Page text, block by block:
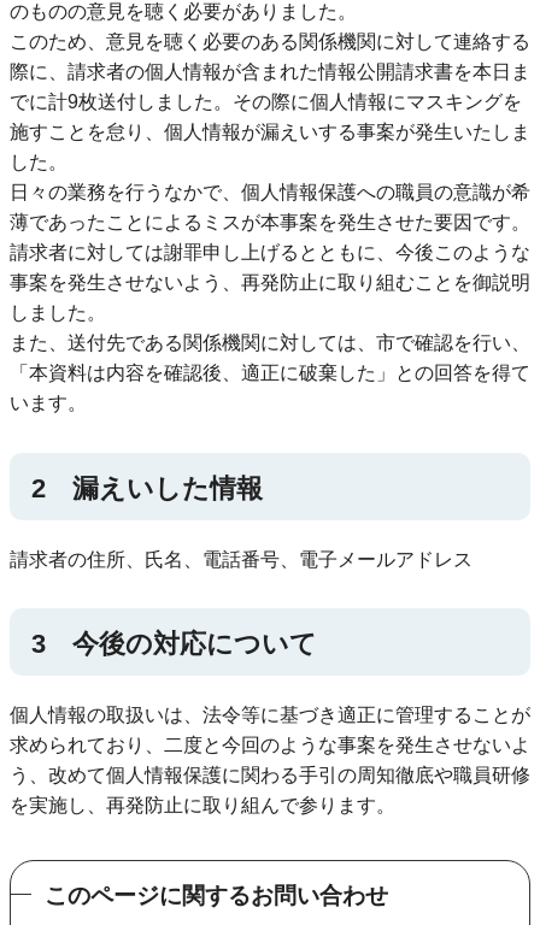
のものの意見を聴く必要がありました。
このため、意見を聴く必要のある関係機関に対して連絡する
際に、請求者の個人情報が含まれた情報公開請求書を本日ま
でに計9枚送付しました。その際に個人情報にマスキングを
施すことを怠り、個人情報が漏えいする事案が発生いたしま
した。
日々の業務を行うなかで、個人情報保護への職員の意識が希
薄であったことによるミスが本事案を発生させた要因です。
請求者に対しては謝罪申し上げるとともに、今後このような
事案を発生させないよう、再発防止に取り組むことを御説明
しました。
また、送付先である関係機関に対しては、市で確認を行い、
「本資料は内容を確認後、適正に破棄した」との回答を得て
います。
2 漏えいした情報
請求者の住所、氏名、電話番号、電子メールアドレス
3 今後の対応について
個人情報の取扱いは、法令等に基づき適正に管理することが
求められており、二度と今回のような事案を発生させないよ
う、改めて個人情報保護に関わる手引の周知徹底や職員研修
を実施し、再発防止に取り組んで参ります。
このページに関するお問い合わせ